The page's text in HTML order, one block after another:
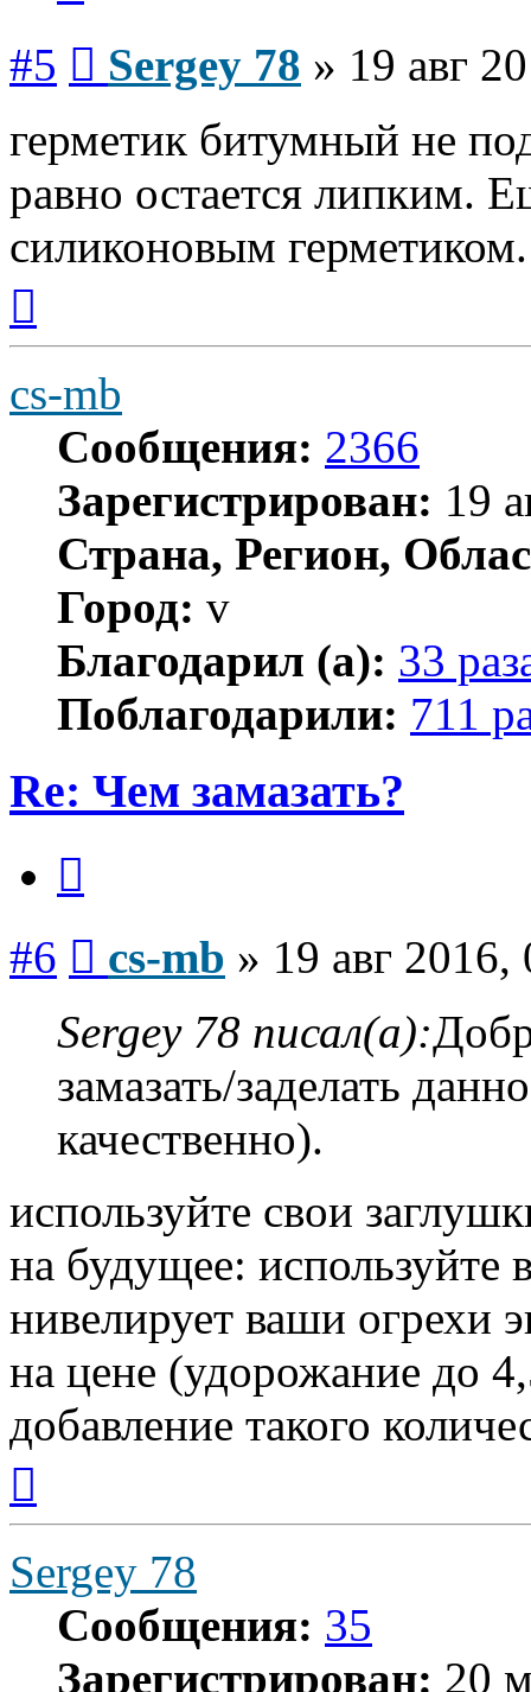
#5 Sergey 78 » 19 авг
герметик битумный не
равно остается липким.
силиконовым герметиком.
началу
cs-mb
Сообщения: 2366
Зарегистрирован: 19
Страна, Регион,
Город: v
Благодарил (а): 33
Поблагодарили: 711
Re: Чем замазать?
#6 cs-mb » 19 авг 2016,
Sergey 78 писал(а):
замазать/заделать
качественно).
используйте свои
на будущее: используйте
нивелирует ваши огрехи
на цене (удорожание до
добавление такого
началу
Sergey 78
Сообщения: 35
Зарегистрирован: 20